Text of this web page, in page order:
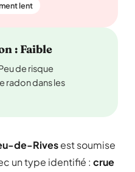
lent
: Faible
de risque
radon dans les
de-Rivesest soumise
un type identifié : crue